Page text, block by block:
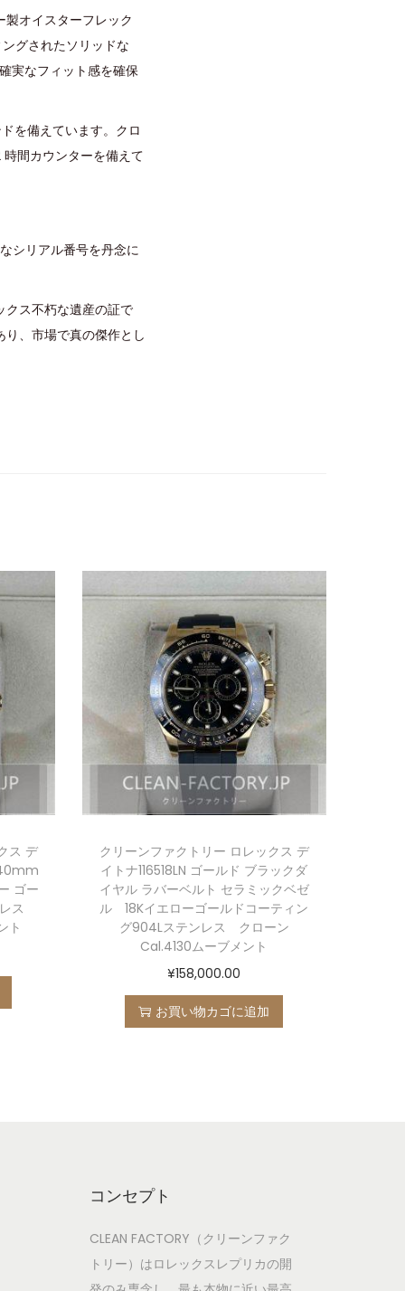
オイスターフレック
グされたソリッドな
実なフィット感を確保
を備えています。クロ
間カウンターを備えて
シリアル番号を丹念に
クス不朽な遺産の証で
、市場で真の傑作とし
ス デ
ゴー
ス
ト
クリーンファクトリー ロレックス デ
イトナ116518LN ゴールド ブラックダ
イヤル ラバーベルト セラミックベゼ
ル 18Kイエローゴールドコーティン
グ904Lステンレス クローン
Cal.4130ムーブメント
¥158,000.00
お買い物カゴに追加
コンセプト
CLEAN FACTORY（クリーンファク
トリー）はロレックスレプリカの開